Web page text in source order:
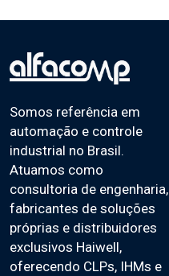
Somos referência em
automação e controle
industrial no Brasil.
Atuamos como
consultoria de engenharia,
fabricantes de soluções
próprias e distribuidores
exclusivos Haiwell,
oferecendo CLPs, IHMs e